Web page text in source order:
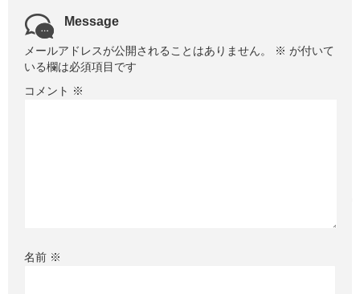
Message
メールアドレスが公開されることはありません。 ※ が付いて
いる欄は必須項目です
コメント ※
名前 ※